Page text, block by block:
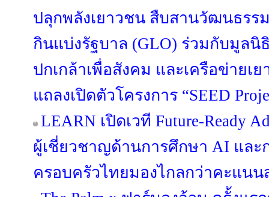
ปลุกพลังเยาวชน สืบสานวัฒนธรร
กินแบ่งรัฐบาล (GLO) ร่วมกับมูล
ปกเกล้าเพื่อสังคม และเครือข่ายเย
แถลงเปิดตัวโครงการ “SEED
LEARN เปิดเวที Future-Ready
ผู้เชี่ยวชาญด้านการศึกษา AI แล
ครอบครัวไทยมองไกลกว่าคะแนน